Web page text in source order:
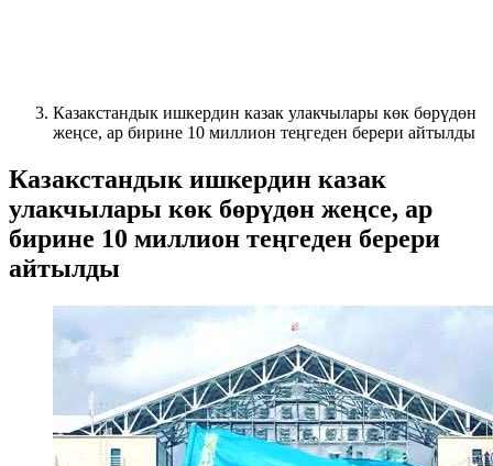
Казакстандык ишкердин казак улакчылары көк бөрүдөн
жеңсе, ар бирине 10 миллион теңгеден берери айтылды
Казакстандык ишкердин казак
улакчылары көк бөрүдөн жеңсе, ар
бирине 10 миллион теңгеден берери
айтылды